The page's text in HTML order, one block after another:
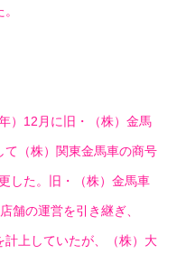
）12月に旧・（株）金馬
（株）関東金馬車の商号
した。旧・（株）金馬車
舗の運営を引き継ぎ、
上していたが、（株）大